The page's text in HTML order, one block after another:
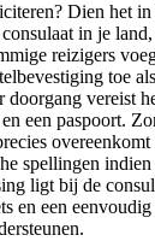
Dien het
in je
reizigers
toe
doorgang vereist
een paspoort.
spellingen indien
ligt bij de
en een